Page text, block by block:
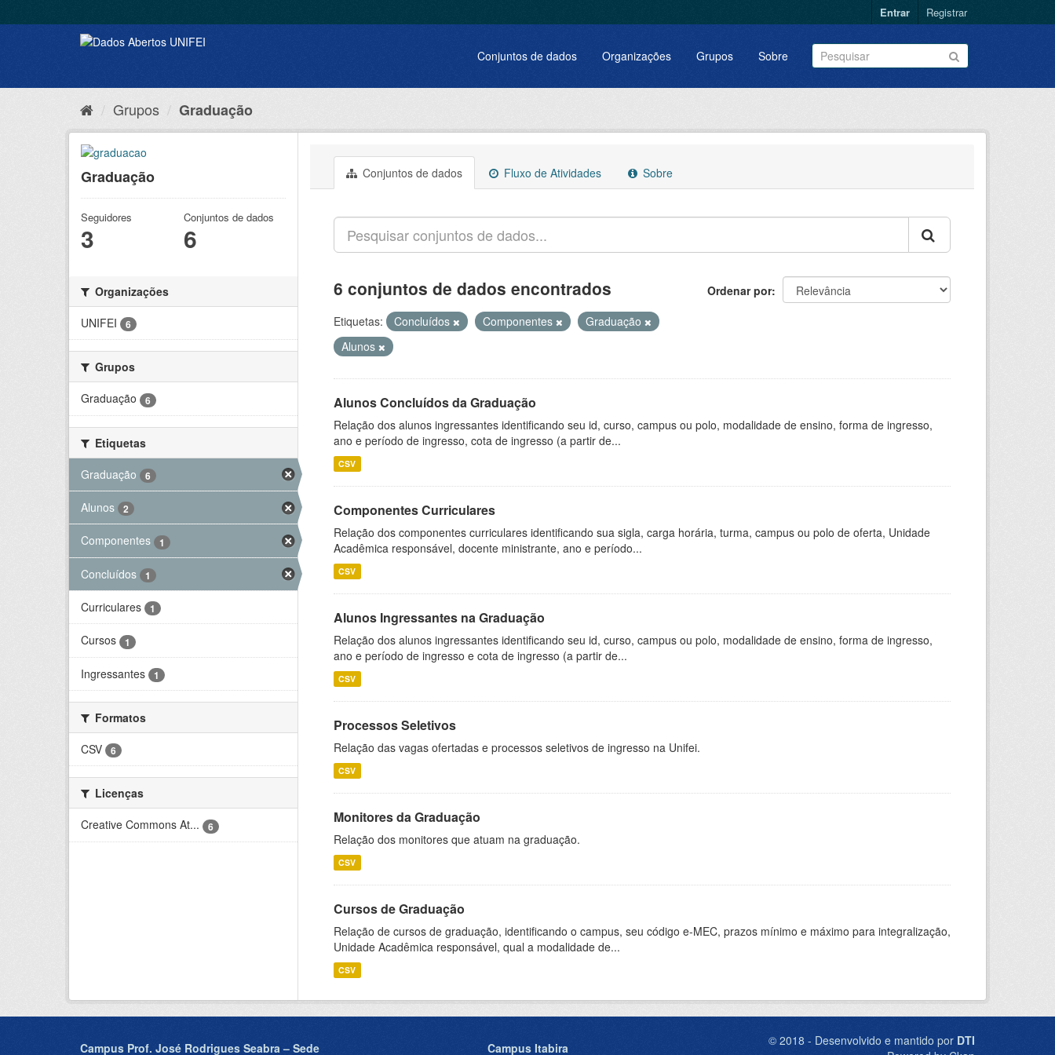
Entrar Registrar
Conjuntos de dados Organizações Grupos Sobre
Grupos Graduação
Graduação
Seguidores
3
Conjuntos de dados
6
Organizações
UNIFEI
6
Grupos
Graduação
6
Etiquetas
Graduação
6
Alunos 2
Componentes 1
Concluídos 1
Curriculares 1
Cursos 1
Ingressantes 1
Formatos
CSV
6
Licenças
Creative Commons At...
6
Conjuntos de dados Fluxo de Atividades Sobre
Ordenar por
6 conjuntos de dados encontrados
Etiquetas: Concluídos Componentes
Graduação
Alunos
Alunos Concluídos da Graduação
Relação dos alunos ingressantes identificando seu id, curso, campus ou polo, modalidade de ensino, forma de ingresso,
ano e período de ingresso, cota de ingresso (a partir de...
CSV
Componentes Curriculares
Relação dos componentes curriculares identificando sua sigla, carga horária, turma, campus ou polo de oferta, Unidade
Acadêmica responsável, docente ministrante, ano e período...
CSV
Alunos Ingressantes na Graduação
Relação dos alunos ingressantes identificando seu id, curso, campus ou polo, modalidade de ensino, forma de ingresso,
ano e período de ingresso e cota de ingresso (a partir de...
CSV
Processos Seletivos
Relação das vagas ofertadas e processos seletivos de ingresso na Unifei.
CSV
Monitores da Graduação
Relação dos monitores que atuam na graduação.
CSV
Cursos de Graduação
Relação de cursos de graduação, identificando o campus, seu código e-MEC, prazos mínimo e máximo para integralização,
Unidade Acadêmica responsável, qual a modalidade de...
CSV
Campus Prof. José Rodrigues Seabra – Sede Campus Itabira © 2018 - Desenvolvido e mantido por DTI